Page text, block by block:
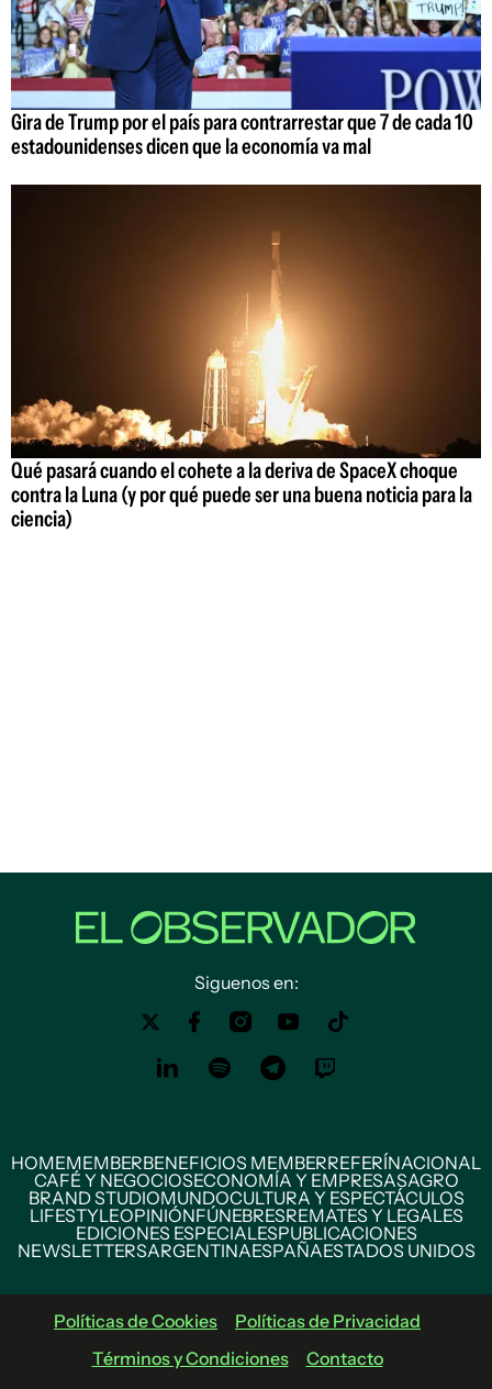
Gira de Trump por el país para contrarrestar que 7 de cada 10
estadounidenses dicen que la economía va mal
Qué pasará cuando el cohete a la deriva de SpaceX choque
contra la Luna (y por qué puede ser una buena noticia para la
ciencia)
Siguenos en:
HOMEMEMBERBENEFICIOS MEMBERREFERÍNACIONAL
CAFÉ Y NEGOCIOSECONOMÍA Y EMPRESASAGRO
BRAND STUDIOMUNDOCULTURA Y ESPECTÁCULOS
LIFESTYLEOPINIÓNFÚNEBRESREMATES Y LEGALES
EDICIONES ESPECIALESPUBLICACIONES
NEWSLETTERSARGENTINAESPAÑAESTADOS UNIDOS
Políticas de Cookies
Políticas de Privacidad
Términos y Condiciones
Contacto